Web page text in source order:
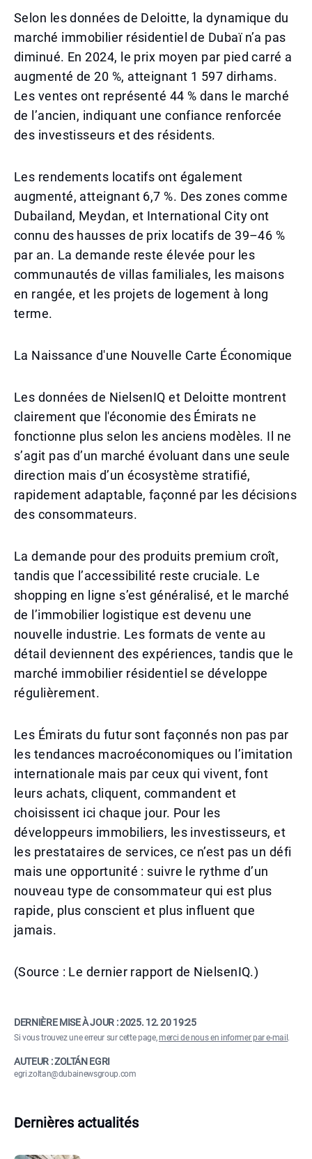
Selon les données de Deloitte, la dynamique du
marché immobilier résidentiel de Dubaï n’a pas
diminué. En 2024, le prix moyen par pied carré a
augmenté de 20 %, atteignant 1 597 dirhams.
Les ventes ont représenté 44 % dans le marché
de l’ancien, indiquant une confiance renforcée
des investisseurs et des résidents.
Les rendements locatifs ont également
augmenté, atteignant 6,7 %. Des zones comme
Dubailand, Meydan, et International City ont
connu des hausses de prix locatifs de 39–46 %
par an. La demande reste élevée pour les
communautés de villas familiales, les maisons
en rangée, et les projets de logement à long
terme.
La Naissance d'une Nouvelle Carte Économique
Les données de NielsenIQ et Deloitte montrent
clairement que l'économie des Émirats ne
fonctionne plus selon les anciens modèles. Il ne
s’agit pas d’un marché évoluant dans une seule
direction mais d’un écosystème stratifié,
rapidement adaptable, façonné par les décisions
des consommateurs.
La demande pour des produits premium croît,
tandis que l’accessibilité reste cruciale. Le
shopping en ligne s’est généralisé, et le marché
de l’immobilier logistique est devenu une
nouvelle industrie. Les formats de vente au
détail deviennent des expériences, tandis que le
marché immobilier résidentiel se développe
régulièrement.
Les Émirats du futur sont façonnés non pas par
les tendances macroéconomiques ou l’imitation
internationale mais par ceux qui vivent, font
leurs achats, cliquent, commandent et
choisissent ici chaque jour. Pour les
développeurs immobiliers, les investisseurs, et
les prestataires de services, ce n’est pas un défi
mais une opportunité : suivre le rythme d’un
nouveau type de consommateur qui est plus
rapide, plus conscient et plus influent que
jamais.
(Source : Le dernier rapport de NielsenIQ.)
DERNIÈRE MISE À JOUR :2025. 12. 20 19:25
Si vous trouvez une erreur sur cette page,merci de nous en informer par e-mail .
AUTEUR : ZOLTÁN EGRI
egri.zoltan@dubainewsgroup.com
Dernières actualités